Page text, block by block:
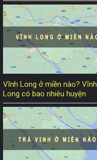
Vĩnh Long ở miền nào? Vĩnh
Long có bao nhiêu huyện